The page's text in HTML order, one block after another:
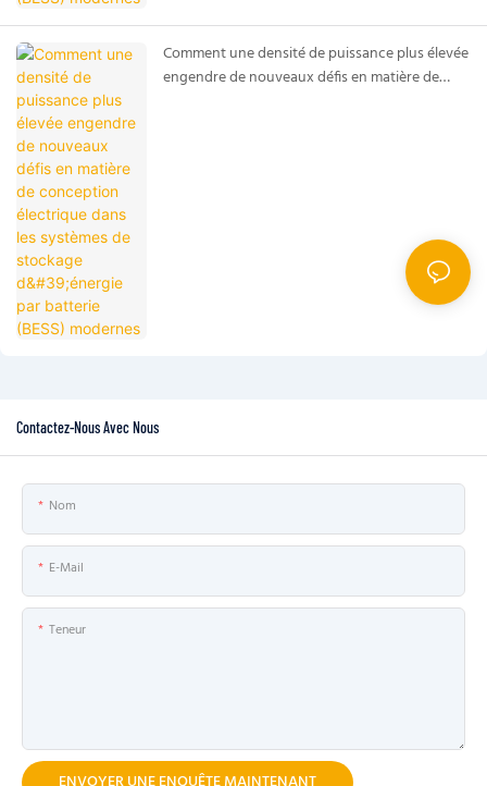
Comment une densité de puissance plus élevée
engendre de nouveaux défis en matière de
Contactez-Nous Avec Nous
Nom
E-Mail
Teneur